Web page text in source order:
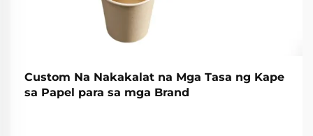
Custom Na Nakakalat na Mga Tasa ng Kape
sa Papel para sa mga Brand